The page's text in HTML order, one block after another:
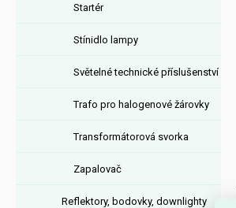
Startér
Stínidlo lampy
Světelné technické příslušenství
Trafo pro halogenové žárovky
Transformátorová svorka
Zapalovač
Reflektory, bodovky, downlighty